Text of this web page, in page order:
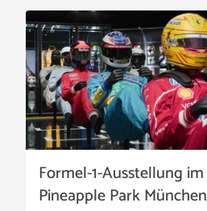
Formel-1-Ausstellung im
Pineapple Park München